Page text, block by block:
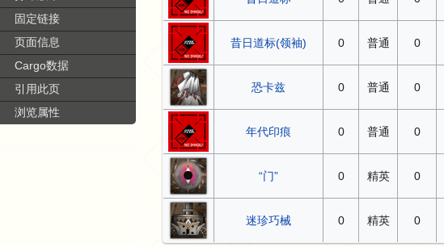
昔日道标(领袖) 0 普通 0
恐卡兹 0 普通 0
年代印痕 0 普通 0
“门” 0 精英 0
迷珍巧械 0 精英 0
固定链接
页面信息
Cargo数据
引用此页
浏览属性